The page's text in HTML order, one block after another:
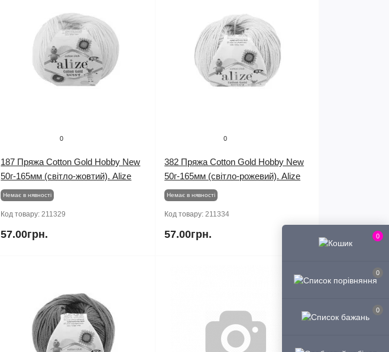
0
0
0
0
187 Пряжа Cotton Gold Hobby New
50г-165мм (світло-жовтий). Alize
Немає в нявності
Код товару:211329
57.00грн.
0
382 Пряжа Cotton Gold Hobby New
50г-165мм (світло-рожевий). Alize
Немає в нявності
Код товару:211334
57.00грн.